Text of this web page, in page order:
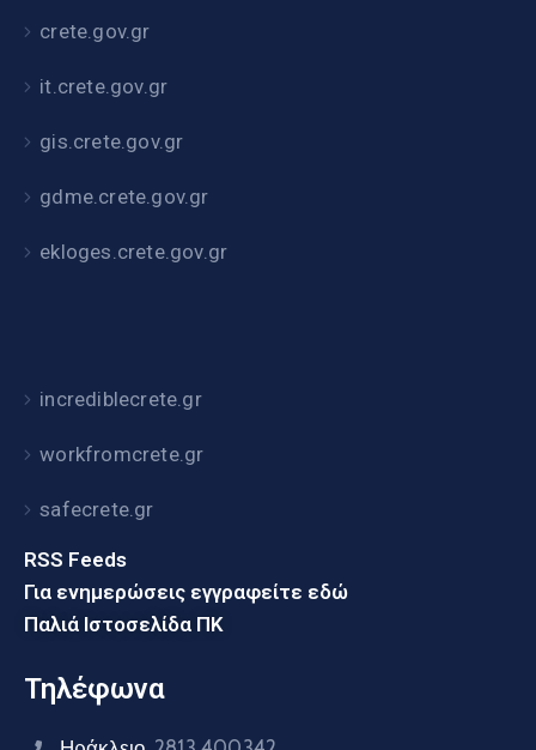
crete.gov.gr
it.crete.gov.gr
gis.crete.gov.gr
gdme.crete.gov.gr
ekloges.crete.gov.gr
incrediblecrete.gr
workfromcrete.gr
safecrete.gr
RSS Feeds
Για ενημερώσεις εγγραφείτε εδώ
Παλιά Ιστοσελίδα ΠΚ
Τηλέφωνα